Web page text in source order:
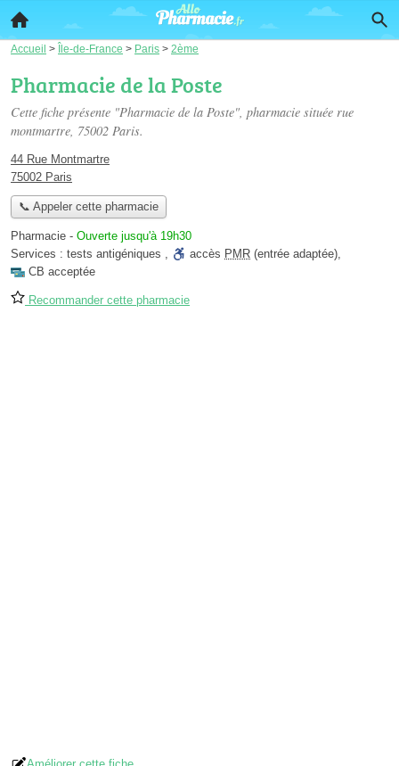
Accueil > Île-de-France > Paris > 2ème
Pharmacie de la Poste
Cette fiche présente "Pharmacie de la Poste", pharmacie située rue
montmartre, 75002 Paris.
44 Rue Montmartre
75002 Paris
📞 Appeler cette pharmacie
Pharmacie - Ouverte jusqu'à 19h30
Services : tests antigéniques , accès PMR (entrée adaptée),
CB acceptée
Recommander cette pharmacie